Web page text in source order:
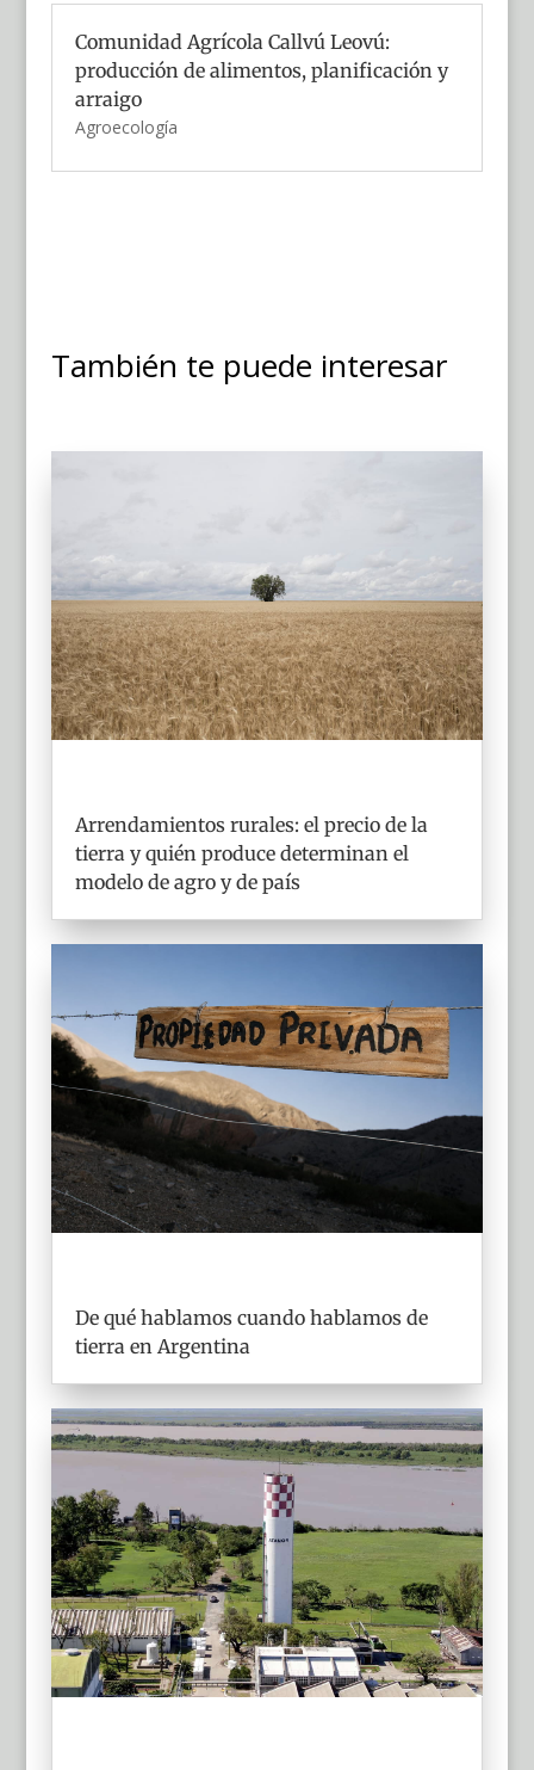
Comunidad Agrícola Callvú Leovú:
producción de alimentos, planificación y
arraigo
Agroecología
También te puede interesar
Arrendamientos rurales: el precio de la
tierra y quién produce determinan el
modelo de agro y de país
De qué hablamos cuando hablamos de
tierra en Argentina